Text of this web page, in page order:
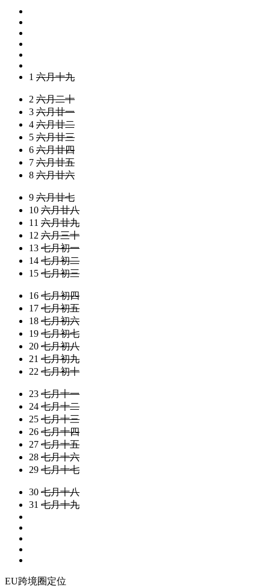
1 六月十九
2 六月二十
3 六月廿一
4 六月廿二
5 六月廿三
6 六月廿四
7 六月廿五
8 六月廿六
9 六月廿七
10 六月廿八
11 六月廿九
12 六月三十
13 七月初一
14 七月初二
15 七月初三
16 七月初四
17 七月初五
18 七月初六
19 七月初七
20 七月初八
21 七月初九
22 七月初十
23 七月十一
24 七月十二
25 七月十三
26 七月十四
27 七月十五
28 七月十六
29 七月十七
30 七月十八
31 七月十九
EU跨境圈定位